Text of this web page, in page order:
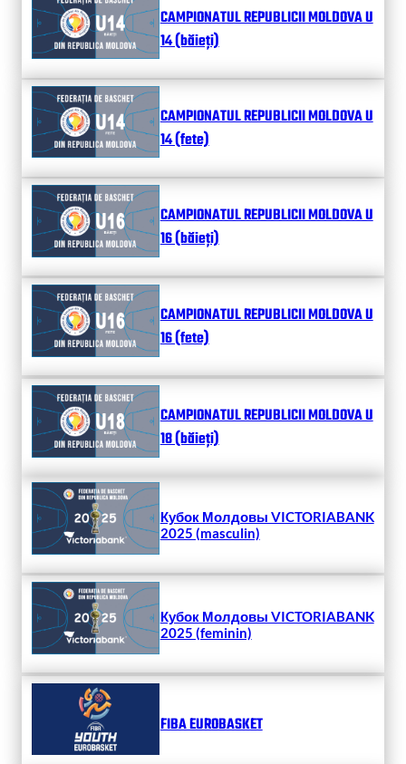
CAMPIONATUL REPUBLICII MOLDOVA U
14 (băieți)
CAMPIONATUL REPUBLICII MOLDOVA U
14 (fete)
CAMPIONATUL REPUBLICII MOLDOVA U
16 (băieți)
CAMPIONATUL REPUBLICII MOLDOVA U
16 (fete)
CAMPIONATUL REPUBLICII MOLDOVA U
18 (băieți)
Кубок Молдовы VICTORIABANK
2025 (masculin)
Кубок Молдовы VICTORIABANK
2025 (feminin)
FIBA EUROBASKET